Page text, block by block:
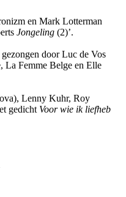
en Mark Lotterman
Jongeling (2)’.
door Luc de Vos
Femme Belge en Elle
Lenny Kuhr, Roy
gedicht Voor wie ik liefheb